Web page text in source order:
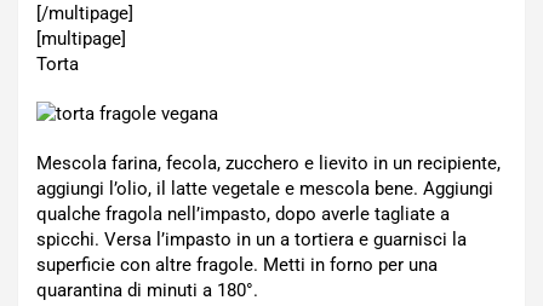
[/multipage]
[multipage]
Torta
Mescola farina, fecola, zucchero e lievito in un recipiente,
aggiungi l’olio, il latte vegetale e mescola bene. Aggiungi
qualche fragola nell’impasto, dopo averle tagliate a
spicchi. Versa l’impasto in un a tortiera e guarnisci la
superficie con altre fragole. Metti in forno per una
quarantina di minuti a 180°.